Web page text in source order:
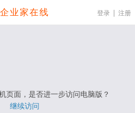
企业家在线 登录 注册
页面，是否进一步访问电脑版？
继续访问